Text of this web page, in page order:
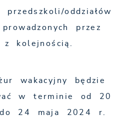
oddziałów
przez
kolejnością.
wakacyjny będzie
w terminie od 20
24 maja 2024 r.